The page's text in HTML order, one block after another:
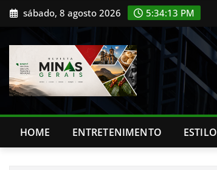
Skip sábado, 8 agosto 2026 5:34:14 PM
HOME ENTRETENIMENTO ESTILO